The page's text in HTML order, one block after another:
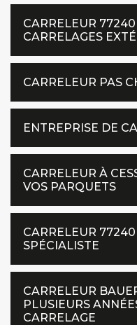
CARRELEUR
CARRELAGES
CARRELEUR PAS
ENTREPRISE DE
CARRELEUR À
VOS PARQUETS
CARRELEUR
SPÉCIALISTE
CARRELEUR
PLUSIEURS
CARRELAGE